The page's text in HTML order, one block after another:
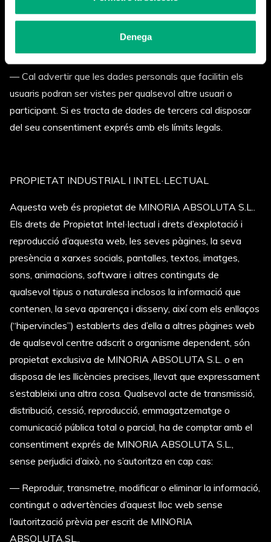
Denega
— No es podran fer comunicacions comercials no
autoritzades expressament.
— Cal advertir que les dades personals que facilitin els
usuaris podran ser vistes per qualsevol altre usuari o
participant. Si es tracta de dades de tercers cal disposar
del seu consentiment exprés amb els límits legals.
PROPIETAT INDUSTRIAL I INTEL·LECTUAL
Aquesta web és propietat de MINORIA ABSOLUTA S.L..
Els drets de Propietat Intel·lectual i drets d’explotació i
reproducció d’aquesta web, les seves pàgines, la seva
presència a xarxes socials, pantalles, textos, imatges,
sons, animacions, software i altres continguts de
qualsevol tipus o naturalesa inclosos la informació que
contenen, la seva aparença i disseny, així com els enllaços
(“hipervincles”) establerts des d’ella a altres pàgines web
de qualsevol centre adscrit o organisme dependent, són
propietat exclusiva de MINORIA ABSOLUTA S.L. o en
disposa de les llicències precises, llevat que expressament
s’estableixi una altra cosa. Qualsevol acte de transmissió,
distribució, cessió, reproducció, emmagatzematge o
comunicació pública total o parcial, ha de comptar amb el
consentiment exprés de MINORIA ABSOLUTA S.L.,
sense perjudici d’això, no s’autoritza en cap cas:
— Reproduir, transmetre, modificar o eliminar la informació,
contingut o advertències d’aquest lloc web sense
l’autorització prèvia per escrit de MINORIA
ABSOLUTA,SL..